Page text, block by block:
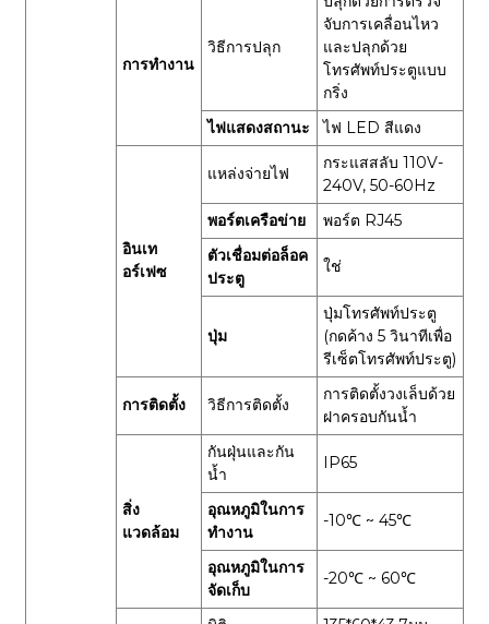
การทำงาน
วิธีการปลุก
จับการเคลื่อนไหว
และปลุกด้วย
โทรศัพท์ประตูแบบ
กริ่ง
ไฟแสดงสถานะ
ไฟ LED สีแดง
อินเท
อร์เฟซ
แหล่งจ่ายไฟ
กระแสสลับ 110V-
240V, 50-60Hz
พอร์ตเครือข่าย
พอร์ต RJ45
ตัวเชื่อมต่อล็อค
ประตู
ใช่
ปุ่ม
ปุ่มโทรศัพท์ประตู
(กดค้าง 5 วินาทีเพื่อ
รีเซ็ตโทรศัพท์ประตู)
การติดตั้ง วิธีการติดตั้ง
การติดตั้งวงเล็บด้วย
ฝาครอบกันน้ำ
สิ่ง
แวดล้อม
กันฝุ่นและกัน
น้ำ
IP65
อุณหภูมิในการ
ทำงาน
-10℃ ~ 45℃
อุณหภูมิในการ
จัดเก็บ
-20℃ ~ 60℃